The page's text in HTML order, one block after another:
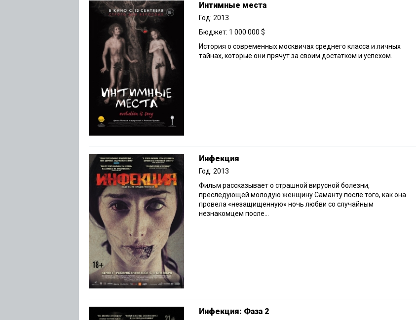
Интимные места
Год: 2013
Бюджет: 1 000 000 $
История о современных москвичах среднего класса и личных
тайнах, которые они прячут за своим достатком и успехом.
Инфекция
Год: 2013
Фильм рассказывает о страшной вирусной болезни,
преследующей молодую женщину Саманту после того, как она
провела «незащищенную» ночь любви со случайным
незнакомцем после...
Инфекция: Фаза 2